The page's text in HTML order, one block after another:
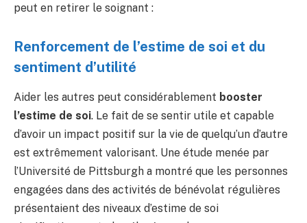
peut en retirer le soignant :
Renforcement de l’estime de soi et du
sentiment d’utilité
Aider les autres peut considérablement booster
l’estime de soi. Le fait de se sentir utile et capable
d’avoir un impact positif sur la vie de quelqu’un d’autre
est extrêmement valorisant. Une étude menée par
l’Université de Pittsburgh a montré que les personnes
engagées dans des activités de bénévolat régulières
présentaient des niveaux d’estime de soi